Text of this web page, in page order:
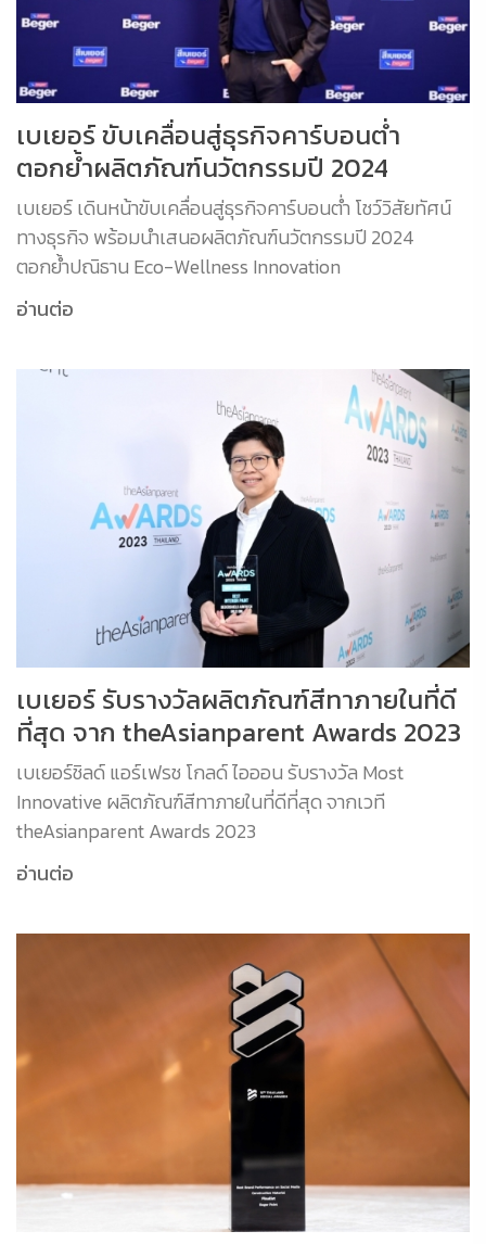
เบเยอร์ ขับเคลื่อนสู่ธุรกิจคาร์บอนต่ำ
ตอกย้ำผลิตภัณฑ์นวัตกรรมปี 2024
เบเยอร์ เดินหน้าขับเคลื่อนสู่ธุรกิจคาร์บอนต่ำ โชว์วิสัยทัศน์
ทางธุรกิจ พร้อมนำเสนอผลิตภัณฑ์นวัตกรรมปี 2024
ตอกย้ำปณิธาน Eco-Wellness Innovation
อ่านต่อ
เบเยอร์ รับรางวัลผลิตภัณฑ์สีทาภายในที่ดี
ที่สุด จาก theAsianparent Awards 2023
เบเยอร์ชิลด์ แอร์เฟรช โกลด์ ไอออน รับรางวัล Most
Innovative ผลิตภัณฑ์สีทาภายในที่ดีที่สุด จากเวที
theAsianparent Awards 2023
อ่านต่อ